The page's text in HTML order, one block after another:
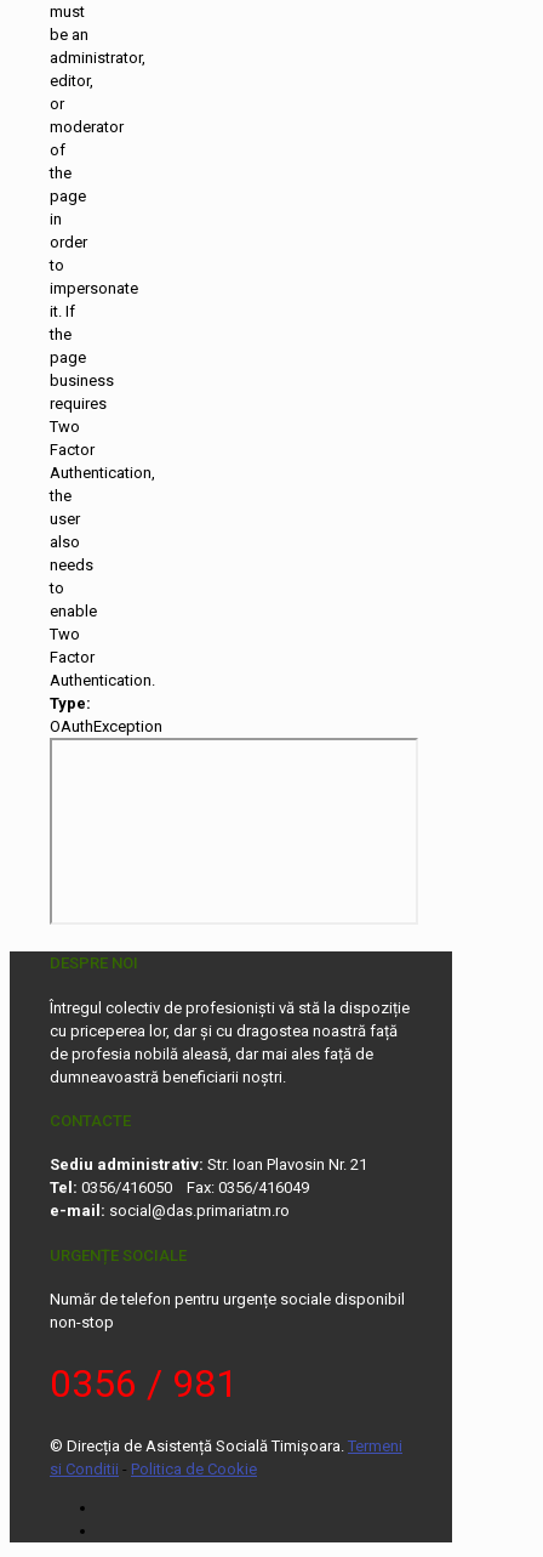
must
be an
administrator,
editor,
or
moderator
of
the
page
in
order
to
impersonate
it. If
the
page
business
requires
Two
Factor
Authentication,
the
user
also
needs
to
enable
Two
Factor
Authentication.
Type:
OAuthException
DESPRE NOI
Întregul colectiv de profesioniști vă stă la dispoziție
cu priceperea lor, dar și cu dragostea noastră față
de profesia nobilă aleasă, dar mai ales față de
dumneavoastră beneficiarii noștri.
CONTACTE
Sediu administrativ: Str. Ioan Plavosin Nr. 21
Tel: 0356/416050 Fax: 0356/416049
e-mail: social@das.primariatm.ro
URGENȚE SOCIALE
Număr de telefon pentru urgențe sociale disponibil
non-stop
0356 / 981
© Direcția de Asistență Socială Timișoara. Termeni
si Conditii - Politica de Cookie